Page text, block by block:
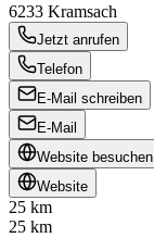
6233 Kramsach
Jetzt anrufen
Telefon
E-Mail schreiben
E-Mail
Website besuchen
Website
25 km
25 km